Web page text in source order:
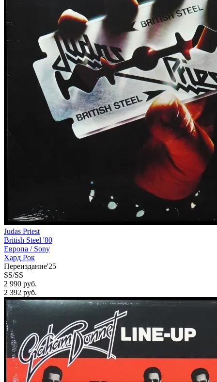
Judas Priest
British Steel '80
Европа / Sony
Хард Рок
Переиздание'25
SS/SS
2 990 руб.
2 392 руб.